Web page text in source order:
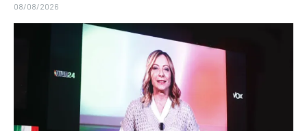
08/08/2026